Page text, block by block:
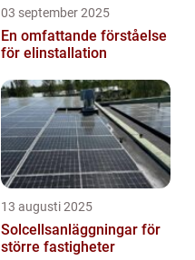
03 september 2025
En omfattande förståelse
för elinstallation
13 augusti 2025
Solcellsanläggningar för
större fastigheter